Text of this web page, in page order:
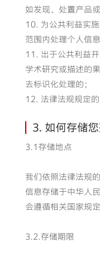
如发现、处置产品
10. 为公共利益实
范围内处理个人信
11. 出于公共利益
学术研究或描述的
去标识化处理的；
12. 法律法规规定的
3. 如何存储
3.1存储地点
我们依照法律法规
信息存储于中华人
会遵循相关国家规
3.2.存储期限